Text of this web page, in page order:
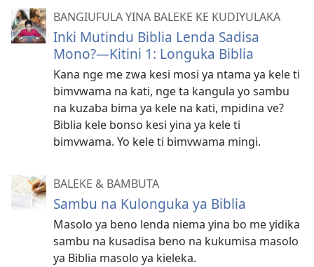
BANGIUFULA YINA BALEKE KE KUDIYULAKA
Inki Mutindu Biblia Lenda Sadisa
Mono?—Kitini 1: Longuka Biblia
Kana nge me zwa kesi mosi ya ntama ya kele ti
bimvwama na kati, nge ta kangula yo sambu
na kuzaba bima ya kele na kati, mpidina ve?
Biblia kele bonso kesi yina ya kele ti
bimvwama. Yo kele ti bimvwama mingi.
BALEKE & BAMBUTA
Sambu na Kulonguka ya Biblia
Masolo ya beno lenda niema yina bo me yidika
sambu na kusadisa beno na kukumisa masolo
ya Biblia masolo ya kieleka.